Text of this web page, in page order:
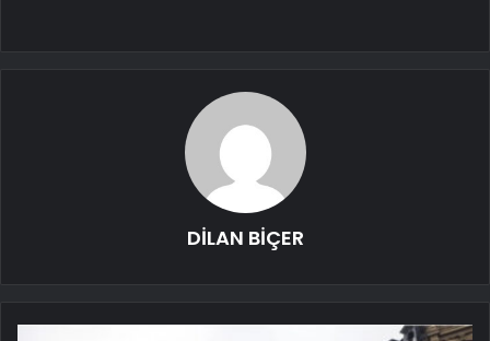
DİLAN BİÇER